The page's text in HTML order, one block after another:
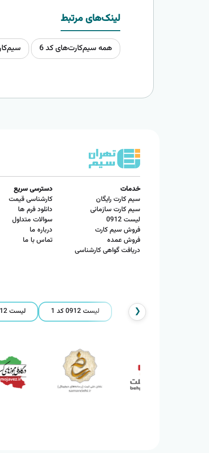
لینک‌های مرتبط
همه سیم‌کارت‌های کد 6
خدمات
سیم کارت رایگان
سیم کارت سازمانی
لیست 0912
فروش سیم کارت
فروش عمده
دریافت گواهی کارشناسی
دسترسی سریع
کارشناسی قیمت
دانلود فرم ها
سوالات متداول
درباره ما
تماس با ما
❮ لیست 0912 کد 1 لیست 0912 کد 2